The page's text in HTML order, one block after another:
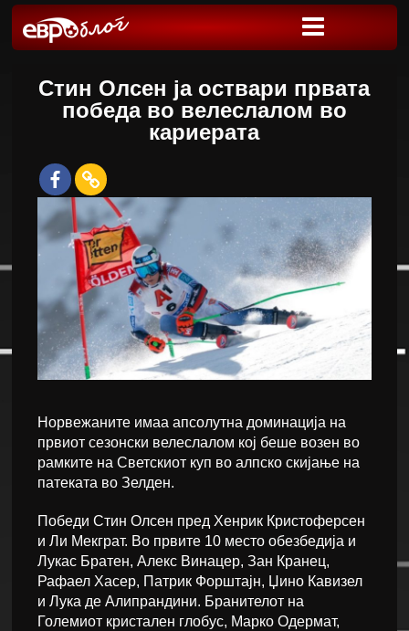
Стин Олсен ја оствари првата
победа во велеслалом во
кариерата
Норвежаните имаа апсолутна доминација на
првиот сезонски велеслалом кој беше возен во
рамките на Светскиот куп во алпско скијање на
патеката во Зелден.
Победи Стин Олсен пред Хенрик Кристоферсен
и Ли Мекграт. Во првите 10 место обезбедија и
Лукас Братен, Алекс Винацер, Зан Кранец,
Рафаел Хасер, Патрик Форштајн, Џино Кавизел
и Лука де Алипрандини. Бранителот на
Големиот кристален глобус, Марко Одермат,